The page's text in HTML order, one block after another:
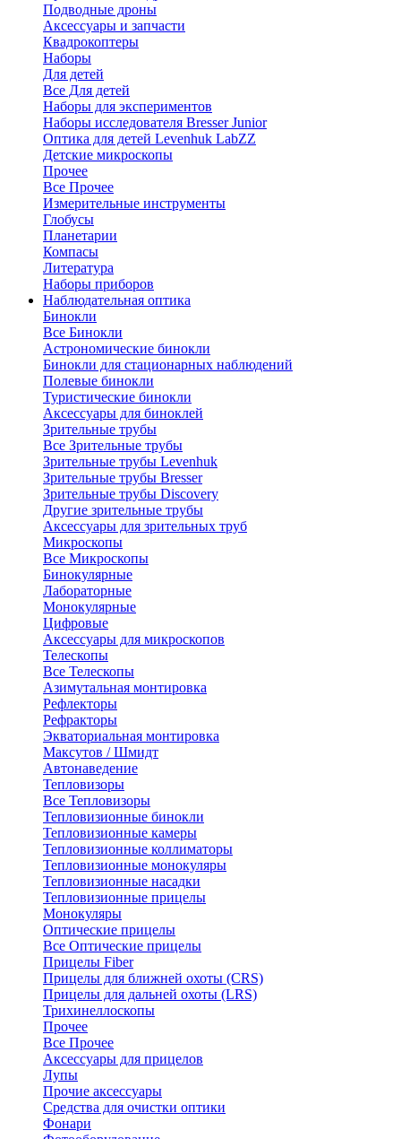
Подводные дроны
Аксессуары и запчасти
Квадрокоптеры
Наборы
Для детей
Все Для детей
Наборы для экспериментов
Наборы исследователя Bresser Junior
Оптика для детей Levenhuk LabZZ
Детские микроскопы
Прочее
Все Прочее
Измерительные инструменты
Глобусы
Планетарии
Компасы
Литература
Наборы приборов
Наблюдательная оптика
Бинокли
Все Бинокли
Астрономические бинокли
Бинокли для стационарных наблюдений
Полевые бинокли
Туристические бинокли
Аксессуары для биноклей
Зрительные трубы
Все Зрительные трубы
Зрительные трубы Levenhuk
Зрительные трубы Bresser
Зрительные трубы Discovery
Другие зрительные трубы
Аксессуары для зрительных труб
Микроскопы
Все Микроскопы
Бинокулярные
Лабораторные
Монокулярные
Цифровые
Аксессуары для микроскопов
Телескопы
Все Телескопы
Азимутальная монтировка
Рефлекторы
Рефракторы
Экваториальная монтировка
Максутов / Шмидт
Автонаведение
Тепловизоры
Все Тепловизоры
Тепловизионные бинокли
Тепловизионные камеры
Тепловизионные коллиматоры
Тепловизионные монокуляры
Тепловизионные насадки
Тепловизионные прицелы
Монокуляры
Оптические прицелы
Все Оптические прицелы
Прицелы Fiber
Прицелы для ближней охоты (CRS)
Прицелы для дальней охоты (LRS)
Трихинеллоскопы
Прочее
Все Прочее
Аксессуары для прицелов
Лупы
Прочие аксессуары
Средства для очистки оптики
Фонари